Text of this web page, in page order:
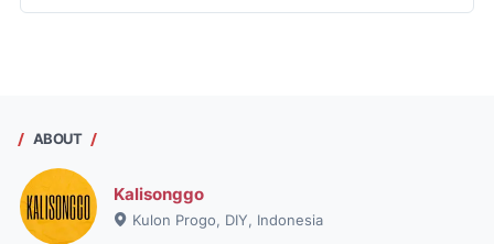
ABOUT
Kalisonggo
Kulon Progo, DIY, Indonesia